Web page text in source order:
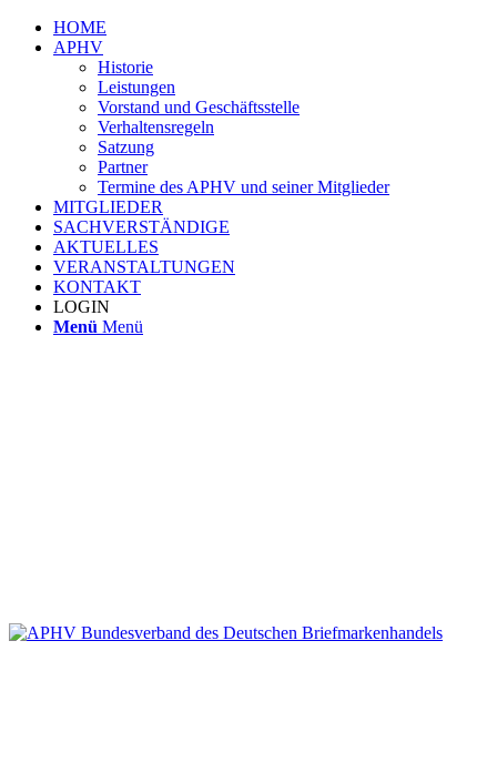
HOME
APHV
Historie
Leistungen
Vorstand und Geschäftsstelle
Verhaltensregeln
Satzung
Partner
Termine des APHV und seiner Mitglieder
MITGLIEDER
SACHVERSTÄNDIGE
AKTUELLES
VERANSTALTUNGEN
KONTAKT
LOGIN
Menü Menü